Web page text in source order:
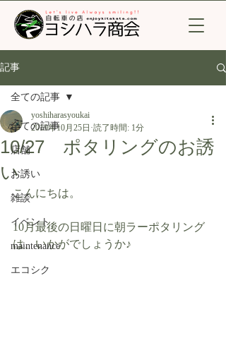
記事
全ての記事
店舗
お誘い
雑談
イベント
maintenance
エコシク
全ての記事
10/27 ポタリングのお誘
い
yoshiharasyoukai
2019年10月25日 読了時間: 1分
こんにちは。
10月最後の日曜日に朝ラーポタリング
は、いかがでしょうか♪